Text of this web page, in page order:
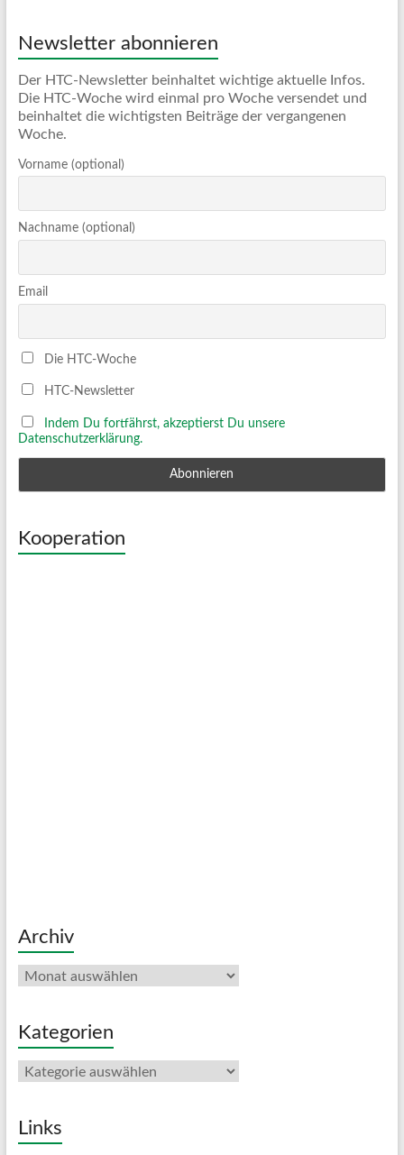
Newsletter abonnieren
Der HTC-Newsletter beinhaltet wichtige aktuelle Infos.
Die HTC-Woche wird einmal pro Woche versendet und
beinhaltet die wichtigsten Beiträge der vergangenen
Woche.
Vorname (optional)
Nachname (optional)
Email
Die HTC-Woche
HTC-Newsletter
Indem Du fortfährst, akzeptierst Du unsere
Datenschutzerklärung.
Kooperation
Archiv
Archiv
Kategorien
Kategorien
Links